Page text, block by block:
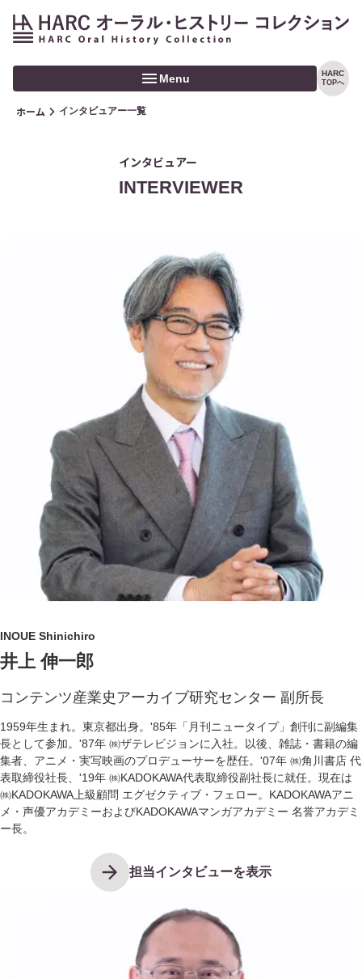
Menu HARC
TOPへ
ホーム
トピックス
コレクション
CONTACT
検索
利用規定
ホーム インタビュアー一覧
インタビュアー
INTERVIEWER
INOUE Shinichiro
井上 伸一郎
コンテンツ産業史アーカイブ研究センター 副所長
1959年生まれ。東京都出身。'85年「月刊ニュータイプ」創刊に副編集
長として参加。'87年 ㈱ザテレビジョンに入社。以後、雑誌・書籍の編
集者、アニメ・実写映画のプロデューサーを歴任。'07年 ㈱角川書店 代
表取締役社長、'19年 ㈱KADOKAWA代表取締役副社長に就任。現在は
㈱KADOKAWA上級顧問 エグゼクティブ・フェロー。KADOKAWAアニ
メ・声優アカデミーおよびKADOKAWAマンガアカデミー 名誉アカデミ
ー長。
担当インタビューを表示